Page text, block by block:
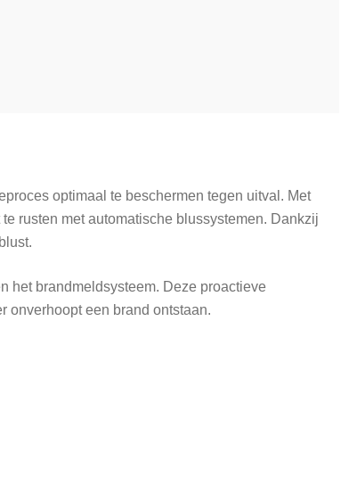
optimaal te beschermen tegen uitval. Met
rusten met automatische blussystemen. Dankzij
het brandmeldsysteem. Deze proactieve
onverhoopt een brand ontstaan.